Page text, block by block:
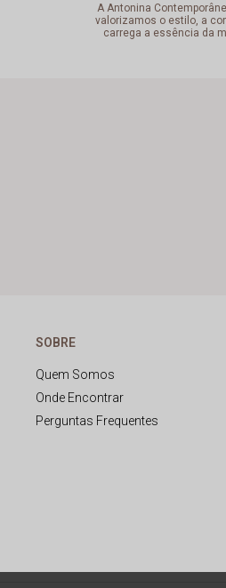
A Antonina
valorizamos o estilo, a
carrega a essência da
SOBRE
Quem Somos
Onde Encontrar
Perguntas Frequentes